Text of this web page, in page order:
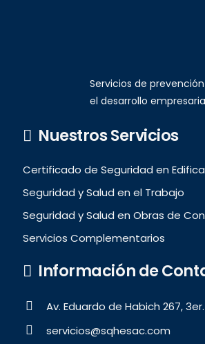
Servicios de
el desarrollo
Nuestros Servicios
Certificado de Seguridad en
Seguridad y Salud en el Trabajo
Seguridad y Salud en Obras de
Servicios Complementarios
Información de
Av. Eduardo de Habich 267,
servicios@sqhesac.com